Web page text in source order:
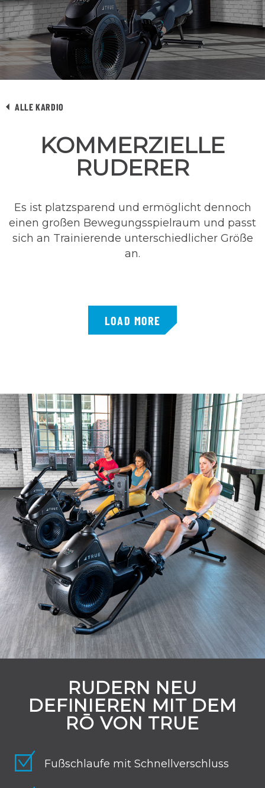
ALLE KARDIO
KOMMERZIELLE
RUDERER
Es ist platzsparend und ermöglicht dennoch
einen großen Bewegungsspielraum und passt
sich an Trainierende unterschiedlicher Größe
an.
LOAD MORE
RUDERN NEU
DEFINIEREN MIT DEM
RŌ VON TRUE
Fußschlaufe mit Schnellverschluss